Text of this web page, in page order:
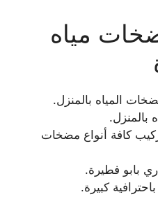
مياه
المياه بالمنزل.
بالمنزل.
كافة أنواع مضخات
بابو فطيرة.
كبيرة.